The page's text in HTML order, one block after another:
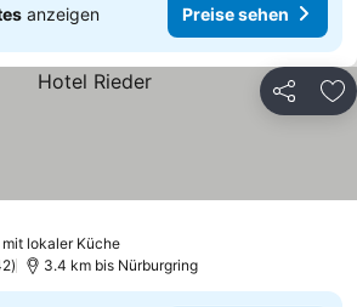
anzeigen Preise sehen
Teilen
lokaler Küche
3.4 km bis Nürburgring